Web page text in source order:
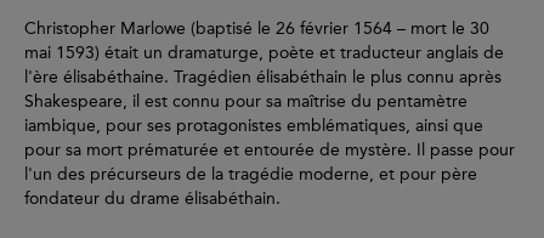
Christopher Marlowe (baptisé le 26 février 1564 – mort le 30
mai 1593) était un dramaturge, poète et traducteur anglais de
l'ère élisabéthaine. Tragédien élisabéthain le plus connu après
Shakespeare, il est connu pour sa maîtrise du pentamètre
iambique, pour ses protagonistes emblématiques, ainsi que
pour sa mort prématurée et entourée de mystère. Il passe pour
l'un des précurseurs de la tragédie moderne, et pour père
fondateur du drame élisabéthain.